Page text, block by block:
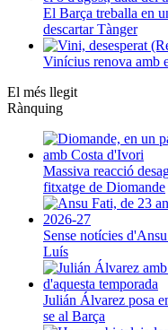
El Barça treballa en
descartar Tànger
Vinícius renova amb
El més llegit
Rànquing
Massiva reacció
fitxatge de Diomande
Sense notícies
Luís
Julián Álvarez posa
se al Barça